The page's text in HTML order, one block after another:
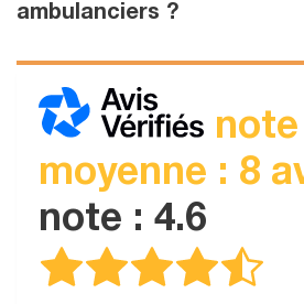
ambulanciers ?
note
moyenne : 8
note : 4.6